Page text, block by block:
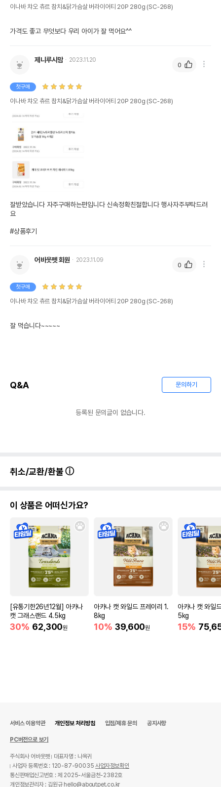
이나바 챠오 츄르 참치&닭가슴살 버라이어티 20P 280g (SC-268)
가격도 좋고 무엇보다 우리 아이가 잘 먹어요^^
제니루시맘 2023.11.20
첫구매
이나바 챠오 츄르 참치&닭가슴살 버라이어티 20P 280g (SC-268)
잘받았습니다 자주구매하는편입니다 신속정확친절합니다 행사자주부탁드려
요
#상품후기
0
어바웃펫 회원 2023.11.09
첫구매
이나바 챠오 츄르 참치&닭가슴살 버라이어티 20P 280g (SC-268)
잘 먹습니다~~~~~
0
Q&A 문의하기
등록된 문의글이 없습니다.
취소/교환/환불
이 상품은 어떠신가요?
[유통기한26년12월] 아카나
캣 그래스랜드 4.5kg
30% 62,300원
아카나 캣 와일드 프레이리 1.
8kg
10% 39,600원
아카나 캣 와일
5kg
15%
서비스 이용약관 개인정보 처리방침 입점/제휴 문의 공지사항
PC버전으로 보기
주식회사 어바웃펫
대표자명 : 나옥귀
사업자 등록번호 : 120-87-90035사업자정보확인
통신판매업신고번호 : 제 2025-서울금천-2382호
개인정보관리자 : 김원규 hello@aboutpet.co.kr